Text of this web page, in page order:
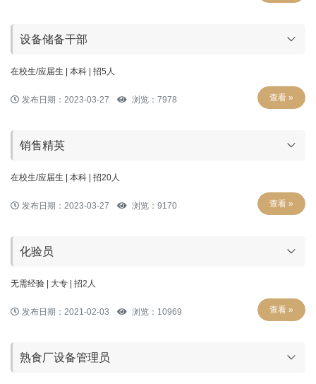
设备储备干部
在校生/应届生 | 本科 | 招5人
发布日期：2023-03-27 浏览：7978 查看 »
销售精英
在校生/应届生 | 本科 | 招20人
发布日期：2023-03-27 浏览：9170 查看 »
化验员
无需经验 | 大专 | 招2人
发布日期：2021-02-03 浏览：10969 查看 »
熟食厂设备管理员